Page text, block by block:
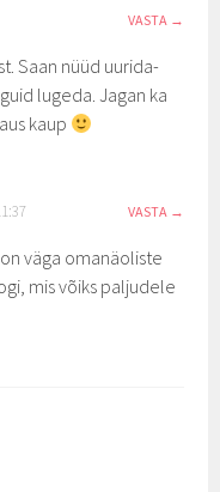
VASTA
Saan nüüd uurida-
lugeda. Jagan ka
kaup
VASTA
väga omanäoliste
mis võiks paljudele